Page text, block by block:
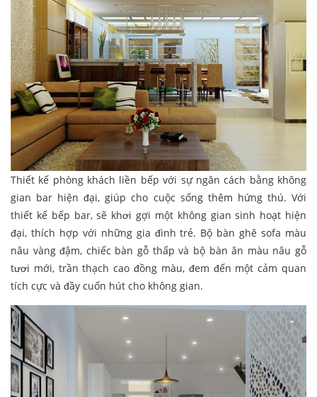
Thiết kế phòng khách liền bếp với sự ngăn cách bằng không
gian bar hiện đại, giúp cho cuộc sống thêm hứng thú. Với
thiết kế bếp bar, sẽ khơi gợi một không gian sinh hoạt hiện
đại, thích hợp với những gia đình trẻ. Bộ bàn ghê sofa màu
nâu vàng đậm, chiếc bàn gỗ thấp và bộ bàn ăn màu nâu gỗ
tươi mới, trần thạch cao đồng màu, đem đến một cảm quan
tích cực và đầy cuốn hút cho không gian.